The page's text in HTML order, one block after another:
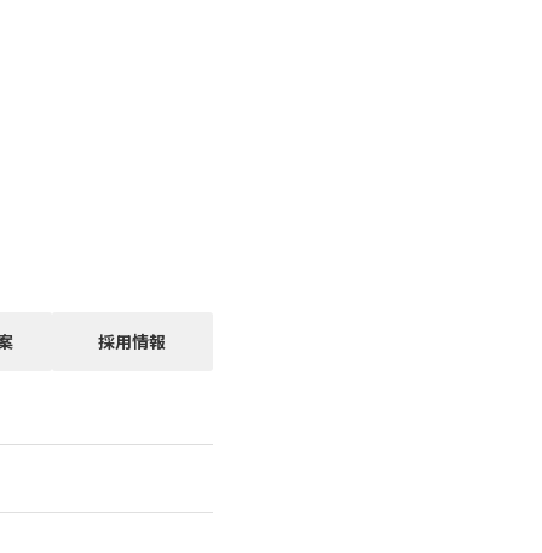
採用情報